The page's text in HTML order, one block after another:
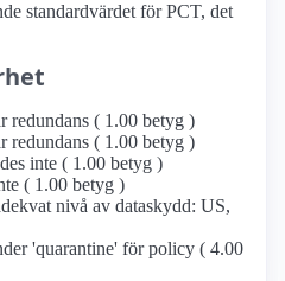
standardvärdet för PCT, det
( 1.00 betyg )
( 1.00 betyg )
inte ( 1.00 betyg )
( 1.00 betyg )
nivå av dataskydd: US,
'quarantine' för policy ( 4.00